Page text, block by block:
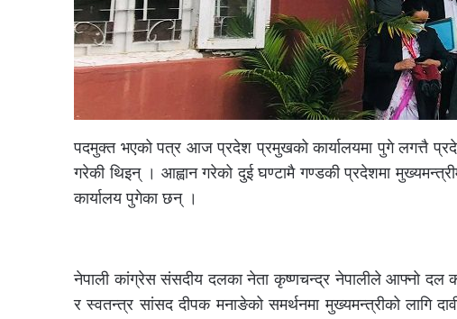
पदमुक्त भएको पत्र आज प्रदेश प्रमुखको कार्यालयमा पुगे लगत्तै
गरेकी थिइन् । आह्वान गरेको दुई घण्टामै गण्डकी प्रदेशमा
कार्यालय पुगेका छन् ।
नेपाली कांग्रेस संसदीय दलका नेता कृष्णचन्द्र नेपालीले आफ्नो दल
र स्वतन्त्र सांसद दीपक मनाङेको समर्थनमा मुख्यमन्त्रीको